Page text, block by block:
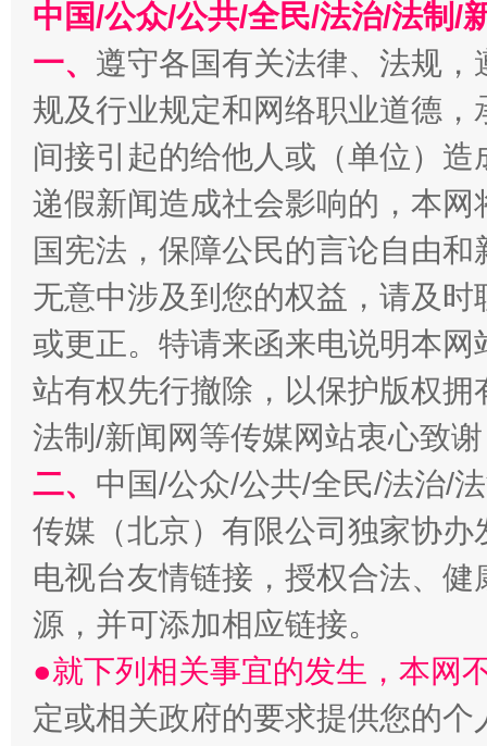
习近平的博鳌关键词
魏明亮
“刷贴”乱象丛生
生
中国/公众/公共/全民/法治/法制/
一、 遵守各国有关法律、法规
规及行业规定和网络职业道德
间接引起的给他人或（单位）
递假新闻造成社会影响的，本
国宪法，保障公民的言论自由
无意中涉及到您的权益，请及
或更正。特请来函来电说明本
站有权先行撤除，以保护版权
法制/新闻网等传媒网站衷心致
二、 中国/公众/公共/全民/法治/
传媒（北京）有限公司独家协
电视台友情链接，授权合法、
源，并可添加相应链接。
●就下列相关事宜的发生，本网
定或相关政府的要求提供您的个